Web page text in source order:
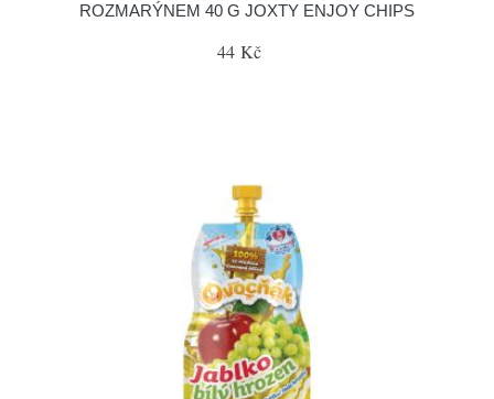
ROZMARÝNEM 40 G JOXTY ENJOY CHIPS
44 Kč